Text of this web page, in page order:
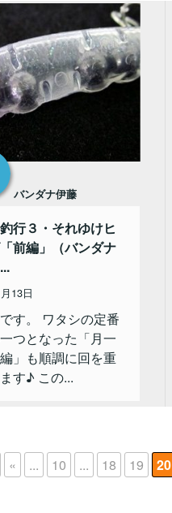
バンダナ伊藤
行３・それゆけヒ
前編」（バンダナ
13日
す。 ワタシの定番
つとなった「月一
」も順調に回を重
す♪ この...
« ... 10 ... 18 19 20